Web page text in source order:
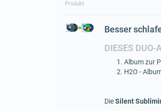
Produkt
Besser
DIESES DUO-
Album zur
H2O -
DieSilent